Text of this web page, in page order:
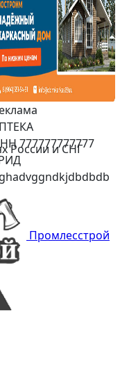
777777777777
России и СНГ
Промлесстрой